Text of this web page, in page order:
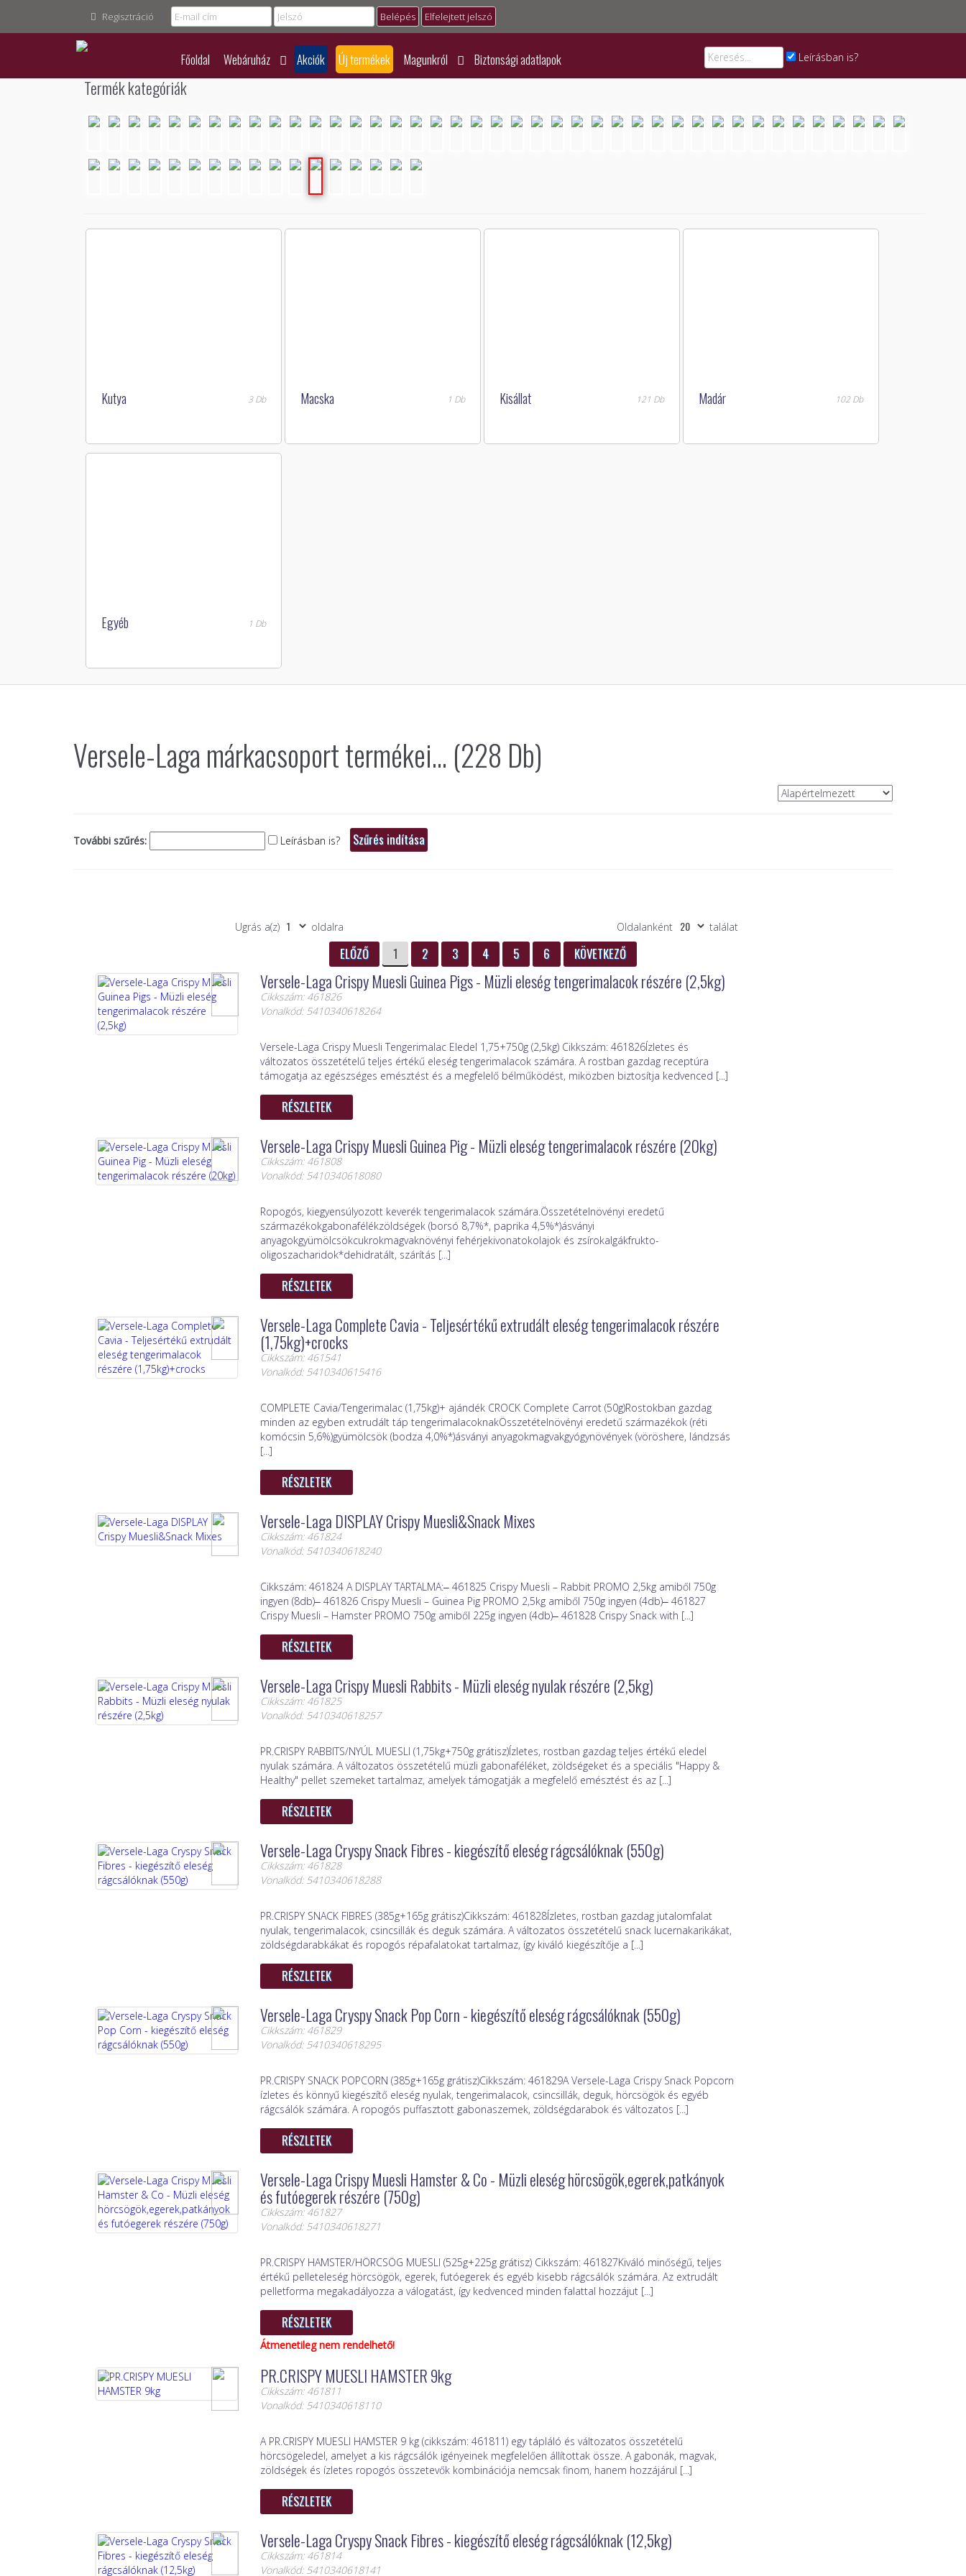
Regisztráció Elfelejtett jelszó
Főoldal Webáruház Akciók Új termékek Magunkról Biztonsági adatlapok Leírásban is?
Termék kategóriák
Kutya 3 Db Macska 1 Db Kisállat 121 Db Madár 102 Db
Egyéb 1 Db
Versele-Laga márkacsoport termékei... (228 Db)
További szűrés: Leírásban is?
Oldalanként találat
Ugrás a(z) oldalra
ELŐZŐ 1 2 3 4 5 6 KÖVETKEZŐ
Versele-Laga Crispy Muesli Guinea Pigs - Müzli eleség tengerimalacok részére (2,5kg)
Cikkszám: 461826
Vonalkód: 5410340618264
Versele-Laga Crispy Muesli Tengerimalac Eledel 1,75+750g (2,5kg) Cikkszám: 461826Ízletes és
változatos összetételű teljes értékű eleség tengerimalacok számára. A rostban gazdag receptúra
támogatja az egészséges emésztést és a megfelelő bélműködést, miközben biztosítja kedvenced [...]
RÉSZLETEK
Versele-Laga Crispy Muesli Guinea Pig - Müzli eleség tengerimalacok részére (20kg)
Cikkszám: 461808
Vonalkód: 5410340618080
Ropogós, kiegyensúlyozott keverék tengerimalacok számára.Összetételnövényi eredetű
származékokgabonafélékzöldségek (borsó 8,7%*, paprika 4,5%*)ásványi
anyagokgyümölcsökcukrokmagvaknövényi fehérjekivonatokolajok és zsírokalgákfrukto-
oligoszacharidok*dehidratált, szárítás [...]
RÉSZLETEK
Versele-Laga Complete Cavia - Teljesértékű extrudált eleség tengerimalacok részére
(1,75kg)+crocks
Cikkszám: 461541
Vonalkód: 5410340615416
COMPLETE Cavia/Tengerimalac (1,75kg)+ ajándék CROCK Complete Carrot (50g)Rostokban gazdag
minden az egyben extrudált táp tengerimalacoknakÖsszetételnövényi eredetű származékok (réti
komócsin 5,6%)gyümölcsök (bodza 4,0%*)ásványi anyagokmagvakgyógynövények (vöröshere, lándzsás
[...]
RÉSZLETEK
Versele-Laga DISPLAY Crispy Muesli&Snack Mixes
Cikkszám: 461824
Vonalkód: 5410340618240
Cikkszám: 461824 A DISPLAY TARTALMA:‒ 461825 Crispy Muesli – Rabbit PROMO 2,5kg amiből 750g
ingyen (8db)‒ 461826 Crispy Muesli – Guinea Pig PROMO 2,5kg amiből 750g ingyen (4db)‒ 461827
Crispy Muesli – Hamster PROMO 750g amiből 225g ingyen (4db)‒ 461828 Crispy Snack with [...]
RÉSZLETEK
Versele-Laga Crispy Muesli Rabbits - Müzli eleség nyulak részére (2,5kg)
Cikkszám: 461825
Vonalkód: 5410340618257
PR.CRISPY RABBITS/NYÚL MUESLI (1,75kg+750g grátisz)Ízletes, rostban gazdag teljes értékű eledel
nyulak számára. A változatos összetételű müzli gabonaféléket, zöldségeket és a speciális "Happy &
Healthy" pellet szemeket tartalmaz, amelyek támogatják a megfelelő emésztést és az [...]
RÉSZLETEK
Versele-Laga Cryspy Snack Fibres - kiegészítő eleség rágcsálóknak (550g)
Cikkszám: 461828
Vonalkód: 5410340618288
PR.CRISPY SNACK FIBRES (385g+165g grátisz)Cikkszám: 461828Ízletes, rostban gazdag jutalomfalat
nyulak, tengerimalacok, csincsillák és deguk számára. A változatos összetételű snack lucernakarikákat,
zöldségdarabkákat és ropogós répafalatokat tartalmaz, így kiváló kiegészítője a [...]
RÉSZLETEK
Versele-Laga Cryspy Snack Pop Corn - kiegészítő eleség rágcsálóknak (550g)
Cikkszám: 461829
Vonalkód: 5410340618295
PR.CRISPY SNACK POPCORN (385g+165g grátisz)Cikkszám: 461829A Versele-Laga Crispy Snack Popcorn
ízletes és könnyű kiegészítő eleség nyulak, tengerimalacok, csincsillák, deguk, hörcsögök és egyéb
rágcsálók számára. A ropogós puffasztott gabonaszemek, zöldségdarabok és változatos [...]
RÉSZLETEK
Versele-Laga Crispy Muesli Hamster & Co - Müzli eleség hörcsögök,egerek,patkányok
és futóegerek részére (750g)
Cikkszám: 461827
Vonalkód: 5410340618271
PR.CRISPY HAMSTER/HÖRCSÖG MUESLI (525g+225g grátisz) Cikkszám: 461827Kiváló minőségű, teljes
értékű pelleteleség hörcsögök, egerek, futóegerek és egyéb kisebb rágcsálók számára. Az extrudált
pelletforma megakadályozza a válogatást, így kedvenced minden falattal hozzájut [...]
RÉSZLETEK
Átmenetileg nem rendelhető!
PR.CRISPY MUESLI HAMSTER 9kg
Cikkszám: 461811
Vonalkód: 5410340618110
A PR.CRISPY MUESLI HAMSTER 9 kg (cikkszám: 461811) egy tápláló és változatos összetételű
hörcsögeledel, amelyet a kis rágcsálók igényeinek megfelelően állítottak össze. A gabonák, magvak,
zöldségek és ízletes ropogós összetevők kombinációja nemcsak finom, hanem hozzájárul [...]
RÉSZLETEK
Versele-Laga Cryspy Snack Fibres - kiegészítő eleség rágcsálóknak (12,5kg)
Cikkszám: 461814
Vonalkód: 5410340618141